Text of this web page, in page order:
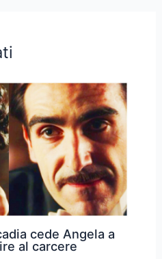
cede Angela a
al carcere